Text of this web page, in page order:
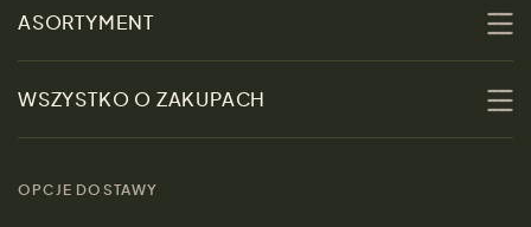
Zrównoważoność
Skontaktuj się z nami
ASORTYMENT
Kobiety
Mężczyźni
WSZYSTKO O ZAKUPACH
rozmiarach
OPCJE DOSTAWY